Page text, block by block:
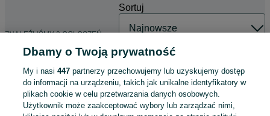
ZNALEŹLIŚMY 0 OGŁOSZEŃ
Sortuj
Dbamy o Twoją prywatność
My i nasi447 partnerzy przechowujemy lub uzyskujemy dostęp
do informacji na urządzeniu, takich jak unikalne identyfikatory w
plikach cookie w celu przetwarzania danych osobowych.
Użytkownik może zaakceptować wybory lub zarządzać nimi,